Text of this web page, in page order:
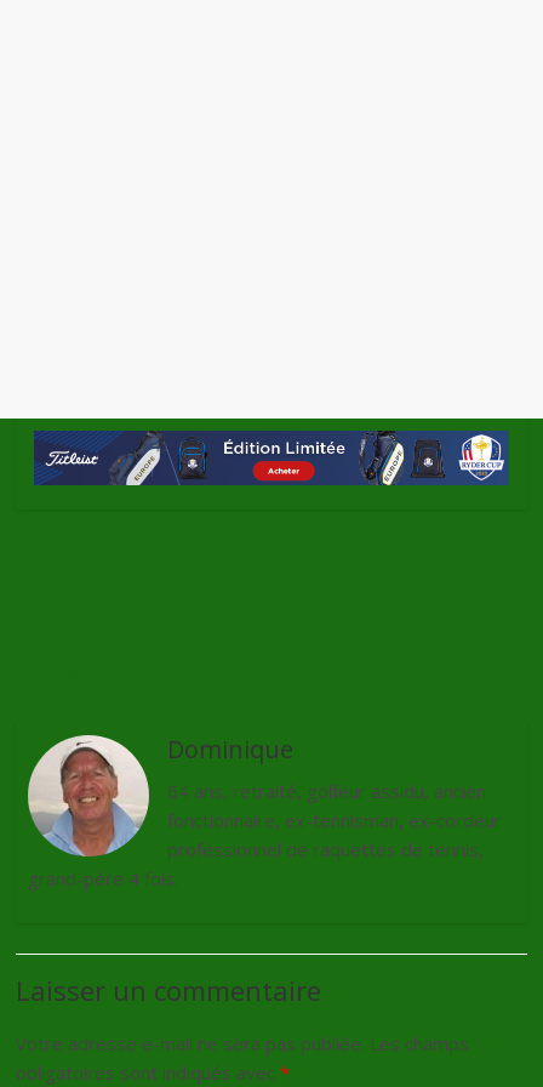
Dominique
64 ans, retraité, golfeur assidu, ancien
fonctionnaire, ex-tennisman, ex-cordeur
professionnel de raquettes de tennis,
grand-père 4 fois.
Laisser un commentaire
Votre adresse e-mail ne sera pas publiée. Les champs
obligatoires sont indiqués avec*